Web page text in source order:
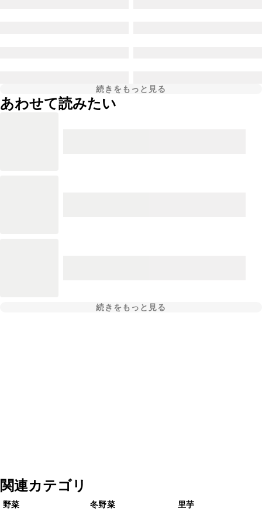
続きをもっと見る
あわせて読みたい
続きをもっと見る
関連カテゴリ
野菜 冬野菜 里芋